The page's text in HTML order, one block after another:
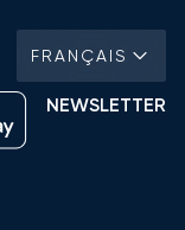
FRANÇAIS
NEWSLETTER